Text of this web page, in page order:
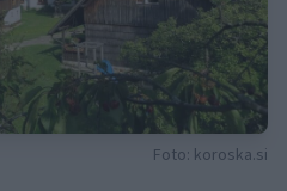
Foto: koroska.si